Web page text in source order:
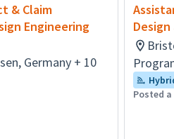
& Claim
Engineering
Germany + 10
Posted